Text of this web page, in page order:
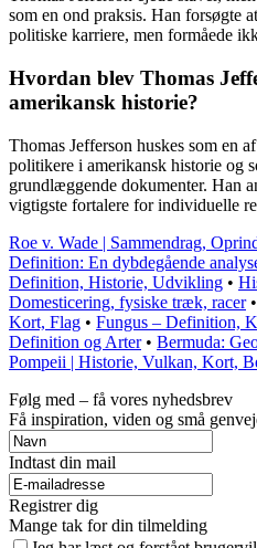
som en ond praksis. Han forsøgte
politiske karriere, men formåede
Hvordan blev Thomas
amerikansk historie?
Thomas Jefferson huskes som en
politikere i amerikansk historie og
grundlæggende dokumenter. Han
vigtigste fortalere for individuelle
Roe v. Wade | Sammendrag,
Definition: En dybdegående
Definition, Historie, Udvikling •
Domesticering, fysiske træk, racer•
Kort, Flag • Fungus – Definition,
Definition og Arter• Bermuda:
Pompeii | Historie, Vulkan, Kort,
Følg med – få vores nyhedsbrev
Få inspiration, viden og små
Indtast din mail
Registrer dig
Mange tak for din tilmelding